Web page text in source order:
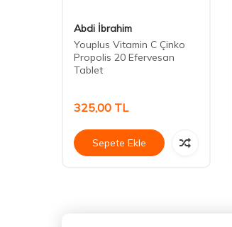
Abdi İbrahim
Youplus Vitamin C Çinko
Propolis 20 Efervesan
Tablet
325,00 TL
Sepete Ekle